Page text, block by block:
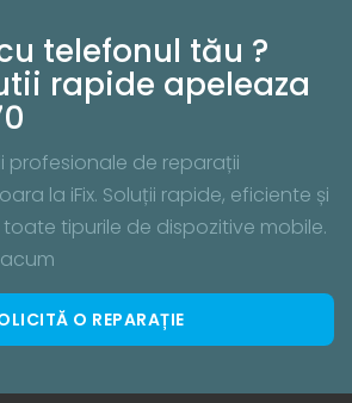
telefonul tău ?
rapide apeleaza
profesionale de reparații
la iFix. Soluții rapide, eficiente și
tipurile de dispozitive mobile.
O REPARAȚIE